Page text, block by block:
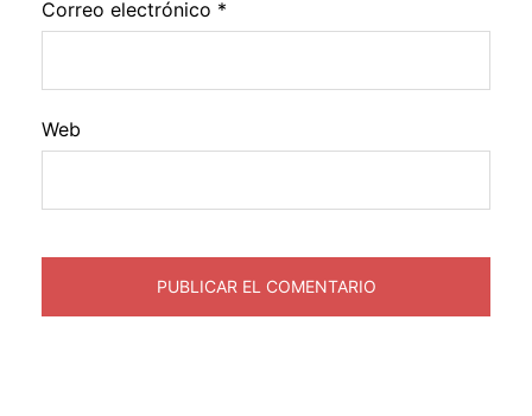
Correo electrónico *
Web